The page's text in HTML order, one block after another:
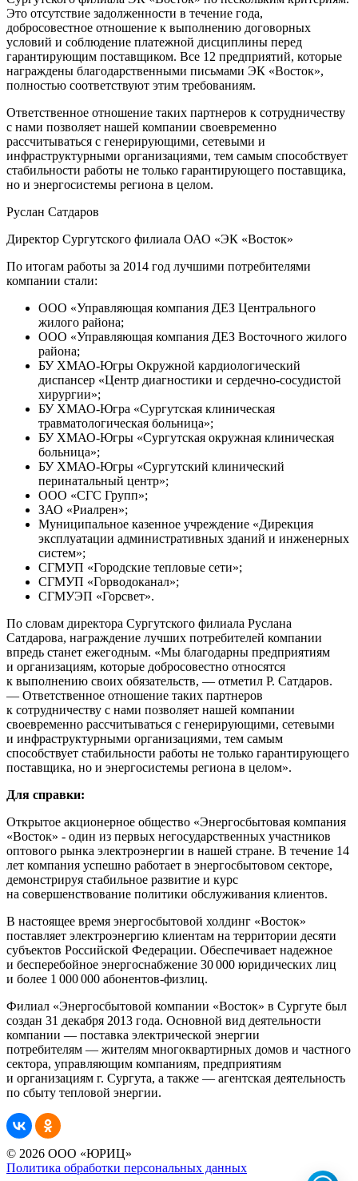
Это отсутствие задолженности в течение года,
добросовестное отношение к выполнению договорных
условий и соблюдение платежной дисциплины перед
гарантирующим поставщиком. Все 12 предприятий, которые
награждены благодарственными письмами ЭК «Восток»,
полностью соответствуют этим требованиям.
Ответственное отношение таких партнеров к сотрудничеству
с нами позволяет нашей компании своевременно
рассчитываться с генерирующими, сетевыми и
инфраструктурными организациями, тем самым способствует
стабильности работы не только гарантирующего поставщика,
но и энергосистемы региона в целом.
Руслан Сатдаров
Директор Сургутского филиала ОАО «ЭК «Восток»
По итогам работы за 2014 год лучшими потребителями
компании стали:
ООО «Управляющая компания ДЕЗ Центрального
жилого района;
ООО «Управляющая компания ДЕЗ Восточного жилого
района;
БУ ХМАО-Югры Окружной кардиологический
диспансер «Центр диагностики и сердечно-сосудистой
хирургии»;
БУ ХМАО-Югра «Сургутская клиническая
травматологическая больница»;
БУ ХМАО-Югры «Сургутская окружная клиническая
больница»;
БУ ХМАО-Югры «Сургутский клинический
перинатальный центр»;
ООО «СГС Групп»;
ЗАО «Риалрен»;
Муниципальное казенное учреждение «Дирекция
эксплуатации административных зданий и инженерных
систем»;
СГМУП «Городские тепловые сети»;
СГМУП «Горводоканал»;
СГМУЭП «Горсвет».
По словам директора Сургутского филиала Руслана
Сатдарова, награждение лучших потребителей компании
впредь станет ежегодным. «Мы благодарны предприятиям
и организациям, которые добросовестно относятся
к выполнению своих обязательств, — отметил Р. Сатдаров.
— Ответственное отношение таких партнеров
к сотрудничеству с нами позволяет нашей компании
своевременно рассчитываться с генерирующими, сетевыми
и инфраструктурными организациями, тем самым
способствует стабильности работы не только гарантирующего
поставщика, но и энергосистемы региона в целом».
Для справки:
Открытое акционерное общество «Энергосбытовая компания
«Восток» - один из первых негосударственных участников
оптового рынка электроэнергии в нашей стране. В течение 14
лет компания успешно работает в энергосбытовом секторе,
демонстрируя стабильное развитие и курс
на совершенствование политики обслуживания клиентов.
В настоящее время энергосбытовой холдинг «Восток»
поставляет электроэнергию клиентам на территории десяти
субъектов Российской Федерации. Обеспечивает надежное
и бесперебойное энергоснабжение 30 000 юридических лиц
и более 1 000 000 абонентов-физлиц.
Филиал «Энергосбытовой компании «Восток» в Сургуте был
создан 31 декабря 2013 года. Основной вид деятельности
компании — поставка электрической энергии
потребителям — жителям многоквартирных домов и частного
сектора, управляющим компаниям, предприятиям
и организациям г. Сургута, а также — агентская деятельность
по сбыту тепловой энергии.
© 2026 ООО «ЮРИЦ»
Политика обработки персональных данных